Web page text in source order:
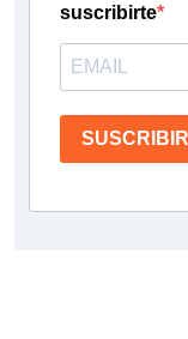
suscribirte